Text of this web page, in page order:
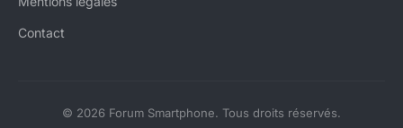
Contact
© 2026 Forum Smartphone. Tous droits réservés.